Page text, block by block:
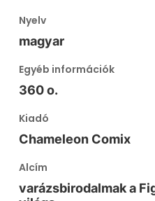
Nyelv
magyar
Egyéb információk
360 o.
Kiadó
Chameleon Comix
Alcím
varázsbirodalmak a